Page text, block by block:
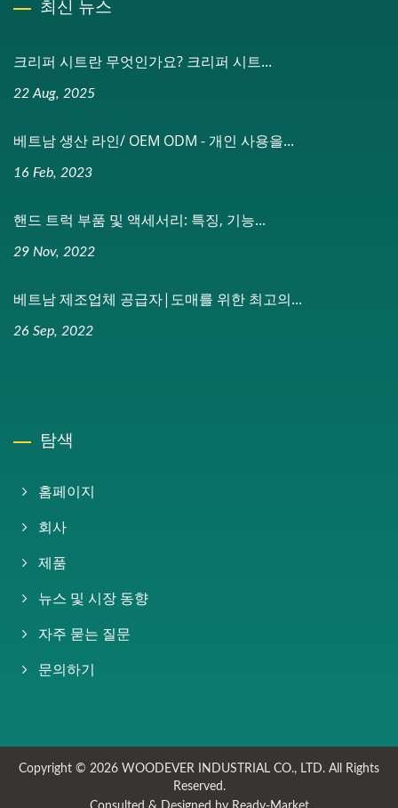
최신 뉴스
크리퍼 시트란 무엇인가요? 크리퍼 시트...
22 Aug, 2025
베트남 생산 라인/ OEM ODM - 개인 사용을...
16 Feb, 2023
핸드 트럭 부품 및 액세서리: 특징, 기능...
29 Nov, 2022
베트남 제조업체 공급자|도매를 위한 최고의...
26 Sep, 2022
탐색
홈페이지
회사
제품
뉴스 및 시장 동향
자주 묻는 질문
문의하기
Copyright © 2026 WOODEVER INDUSTRIAL CO., LTD. All Rights
Reserved.